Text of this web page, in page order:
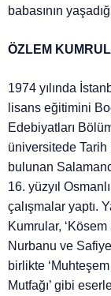
babasının
ÖZLEM
1974 yılında
lisans eğitimini
Edebiyatları
üniversitede Tarih
bulunan
16. yüzyıl
çalışmalar yaptı.
Kumrular,
Nurbanu ve
birlikte ‘Muhteşem
Mutfağı’ gibi